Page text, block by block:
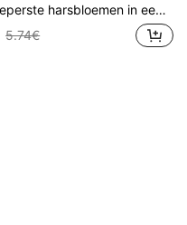
bloemen en bladeren voor scrapbooking, doe-het-zelf kaarsenaccessoires en sieraden. Alle verschillende echte geperste gedroogde bloemen zitten in een transparante vacuümverpakking om de harsbloemen tijdens het transport te beschermen. Houd er rekening mee dat, aangezien het kunstplanten zijn, de vorm en kleur van de bloemen enigszins kunnen afwijken van de afbeeldingen. (Bewerkt en geen risico op ongedierte) Vanwege seizoensgebonden factoren kan het voorkomen dat bepaalde bloemsoorten tijdelijk niet op voorraad zijn. Deze worden dan zonder voorafgaande kennisgeving vervangen door dezelfde maat of kleur.
5.74€